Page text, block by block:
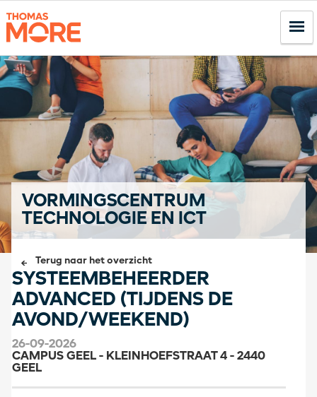
VORMINGSCENTRUM
TECHNOLOGIE EN ICT
Terug naar het overzicht
SYSTEEMBEHEERDER
ADVANCED (TIJDENS DE
AVOND/WEEKEND)
26-09-2026
CAMPUS GEEL - KLEINHOEFSTRAAT 4 - 2440
GEEL